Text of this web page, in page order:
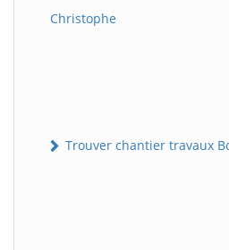
Christophe
Trouver chantier travaux